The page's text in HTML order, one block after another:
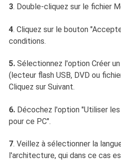
3. Double-cliquez sur le fichier
4. Cliquez sur le bouton
conditions.
5.Sélectionnez l'option Créer
(lecteur flash USB, DVD ou
Cliquez sur Suivant.
6.Décochez l'option "Utiliser
pour ce PC".
7. Veillez à sélectionner la
l'architecture, qui dans ce cas